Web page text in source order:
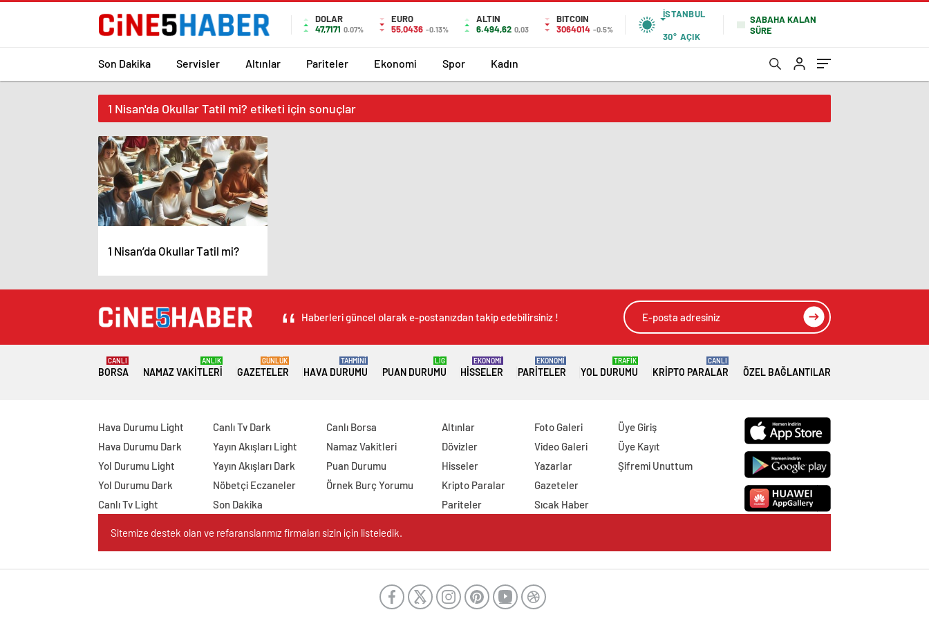
DOLAR
47,7171 0.07%
EURO
55,0436 -0.13%
ALTIN
6.494,62 0,03
BITCOIN
3064014 -0.5%
İSTANBUL
30° AÇIK
SABAHA KALAN
SÜRE
Son Dakika Servisler Altınlar Pariteler Ekonomi Spor Kadın
1 Nisan'da Okullar Tatil mi? etiketi için sonuçlar
1 Nisan’da Okullar Tatil mi?
Haberleri güncel olarak e-postanızdan takip edebilirsiniz !
BORSA
CANLI
NAMAZ VAKITLERI
ANLIK
GAZETELER
GÜNLÜK
HAVA DURUMU
TAHMİNİ
PUAN DURUMU
LİG
HISSELER
EKONOMİ
PARITELER
EKONOMİ
YOL DURUMU
TRAFİK
KRIPTO PARALAR
CANLI
ÖZEL BAĞLANTILAR
Hava Durumu Light
Hava Durumu Dark
Yol Durumu Light
Yol Durumu Dark
Canlı Tv Light
Canlı Tv Dark
Yayın Akışları Light
Yayın Akışları Dark
Nöbetçi Eczaneler
Son Dakika
Canlı Borsa
Namaz Vakitleri
Puan Durumu
Örnek Burç Yorumu
Altınlar
Dövizler
Hisseler
Kripto Paralar
Pariteler
Foto Galeri
Video Galeri
Yazarlar
Gazeteler
Sıcak Haber
Üye Giriş
Üye Kayıt
Şifremi Unuttum
Sitemize destek olan ve refaranslarımız firmaları sizin için listeledik.